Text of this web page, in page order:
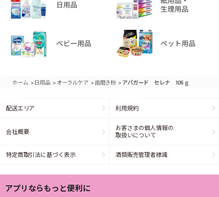
ホーム > 日用品 > オーラルケア >歯磨き粉 > アパガード セレナ 105ｇ
配送エリア 利用規約
会社概要
お客さまの個人情報の
取扱いについて
特定商取引法に基づく表示 酒類販売管理者標識
アプリならもっと便利に